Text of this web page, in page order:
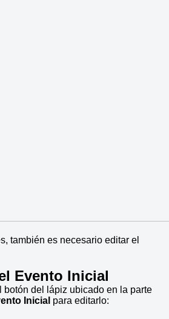
también es necesario editar el
Evento Inicial
botón del lápiz ubicado en la parte
Inicial para editarlo: